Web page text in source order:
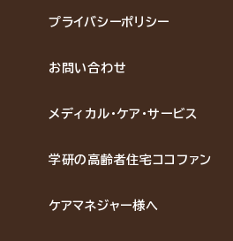
プライバシーポリシー
お問い合わせ
メディカル・ケア・サービス
学研の高齢者住宅ココファン
ケアマネジャー様へ